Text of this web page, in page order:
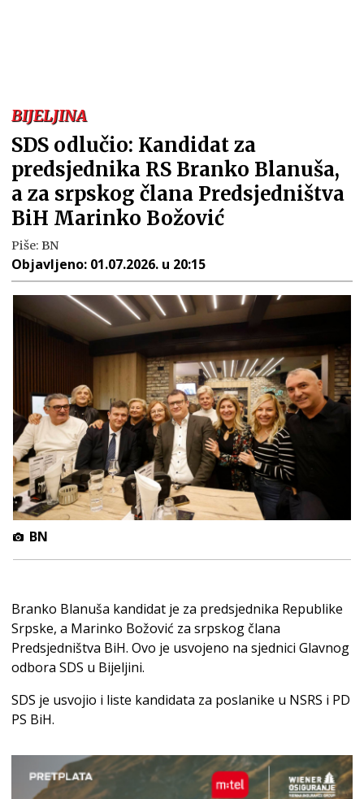
BIJELJINA
SDS odlučio: Kandidat za
predsjednika RS Branko Blanuša,
a za srpskog člana Predsjedništva
BiH Marinko Božović
Piše: BN
Objavljeno: 01.07.2026. u 20:15
BN
Branko Blanuša kandidat je za predsjednika Republike
Srpske, a Marinko Božović za srpskog člana
Predsjedništva BiH. Ovo je usvojeno na sjednici Glavnog
odbora SDS u Bijeljini.
SDS je usvojio i liste kandidata za poslanike u NSRS i PD
PS BiH.